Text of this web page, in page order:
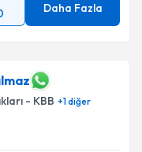
Daha Fazla
- KBB +1diğer